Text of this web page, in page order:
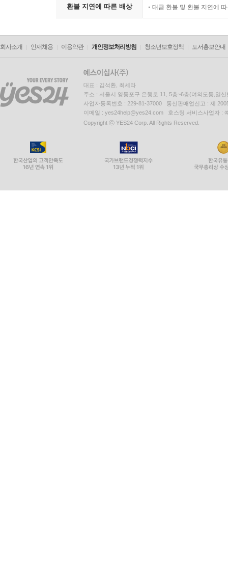
환불 지연에 따른 배상 대금 환불 및 환불 지연에
회사소개 인재채용 이용약관 개인정보처리방침 청소년보호정책 도서홍보안내
대표 : 김석환, 최세라
주소 : 서울시 영등포구 은행로 11, 5층~6층(여의도동,일신
사업자등록번호 : 229-81-37000 통신판매업신고 : 제
이메일 : yes24help@yes24.com 호스팅 서비스사업자 :
Copyright ⓒ YES24 Corp. All Rights Reserved.